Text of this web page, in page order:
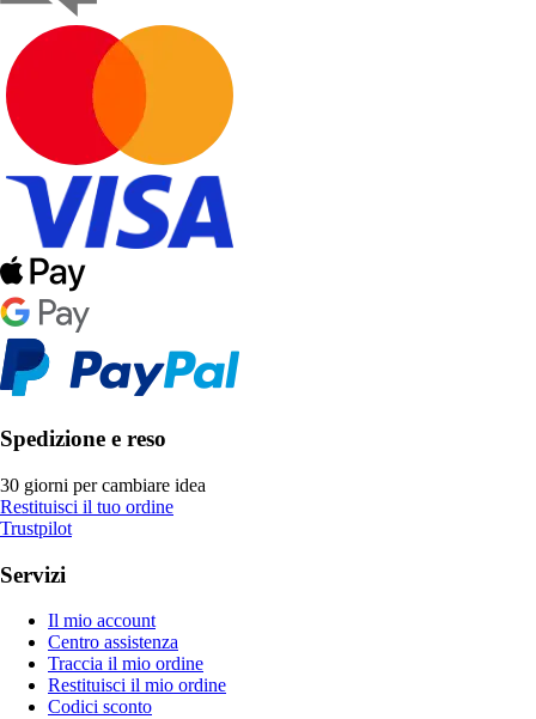
Spedizione e reso
30 giorni per cambiare idea
Restituisci il tuo ordine
Trustpilot
Servizi
Il mio account
Centro assistenza
Traccia il mio ordine
Restituisci il mio ordine
Codici sconto